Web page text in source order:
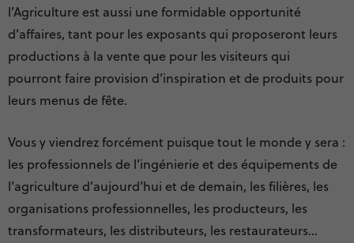
l’Agriculture est aussi une formidable opportunité
d’affaires, tant pour les exposants qui proposeront leurs
productions à la vente que pour les visiteurs qui
pourront faire provision d’inspiration et de produits pour
leurs menus de fête.
Vous y viendrez forcément puisque tout le monde y sera :
les professionnels de l’ingénierie et des équipements de
l’agriculture d’aujourd’hui et de demain, les filières, les
organisations professionnelles, les producteurs, les
transformateurs, les distributeurs, les restaurateurs…